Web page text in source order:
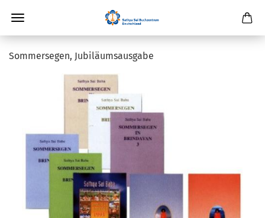
Sommersegen, Jubiläumsausgabe